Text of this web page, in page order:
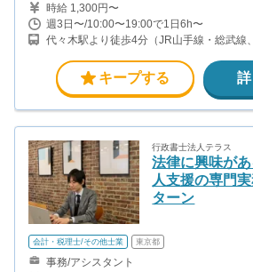
時給 1,300円〜
週3日〜/10:00〜19:00で1日6h〜
代々木駅より徒歩4分（JR山手線・総武線
キープする
行政書士法人テラス
法律に興味が
人支援の専門
ターン
会計・税理士/その他士業 東京都
事務/アシスタント